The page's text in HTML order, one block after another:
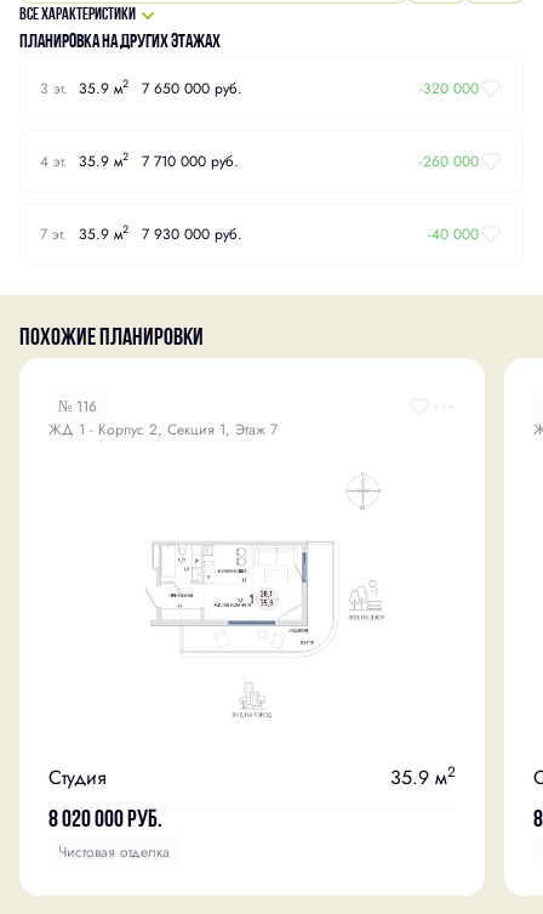
Все характеристики
Планировка на других этажах
3 эт. 35.9 м2 7 650 000 руб. -320 000
4 эт. 35.9 м2 7 710 000 руб. -260 000
7 эт. 35.9 м2 7 930 000 руб. -40 000
Похожие планировки
№ 116
ЖД 1 - Корпус 2, Секция 1, Этаж 7
Студия 35.9 м2
8 020 000руб.
Чистовая отделка